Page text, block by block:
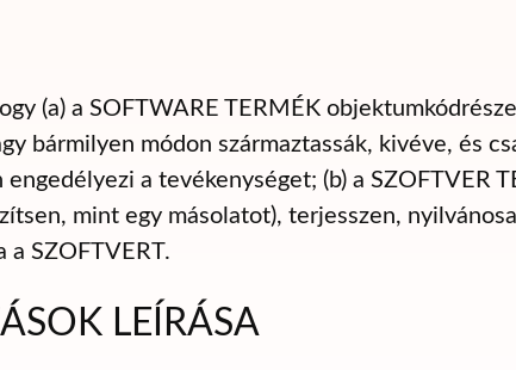
(a) a SOFTWARE TERMÉK
bármilyen módon származtassák, kivéve, és
a tevékenységet; (b) a SZOFTVER
mint egy másolatot), terjesszen,
a SZOFTVERT.
LEÍRÁSA